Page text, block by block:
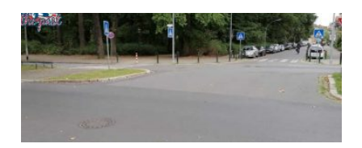
Prinzenpark Stratencircuit – Fotoreportage